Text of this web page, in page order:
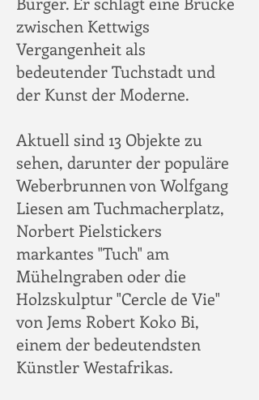
zwischen Kettwigs
Vergangenheit als
bedeutender Tuchstadt und
der Kunst der Moderne.
Aktuell sind 13 Objekte zu
sehen, darunter der populäre
Weberbrunnen von Wolfgang
Liesen am Tuchmacherplatz,
Norbert Pielstickers
markantes "Tuch" am
Mühelngraben oder die
Holzskulptur "Cercle de Vie"
von Jems Robert Koko Bi,
einem der bedeutendsten
Künstler Westafrikas.